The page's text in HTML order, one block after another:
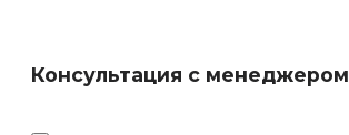
Консультация с менеджером